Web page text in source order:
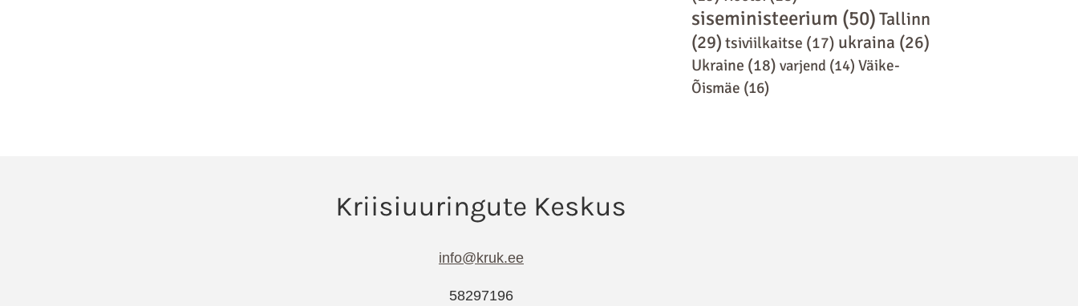
siseministeerium (50)Tallinn
(29) tsiviilkaitse (17) ukraina (26)
Ukraine (18) varjend (14) Väike-
Õismäe (16)
info@kruk.ee
58297196